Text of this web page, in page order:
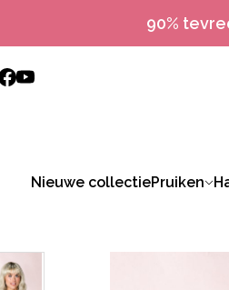
90%
Nieuwe collectiePruiken